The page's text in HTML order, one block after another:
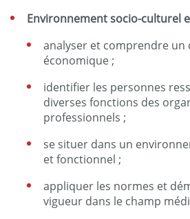
Environnement socio-culturel
analyser et comprendre un
économique ;
identifier les personnes
diverses fonctions des
professionnels ;
se situer dans un
et fonctionnel ;
appliquer les normes et
vigueur dans le champ